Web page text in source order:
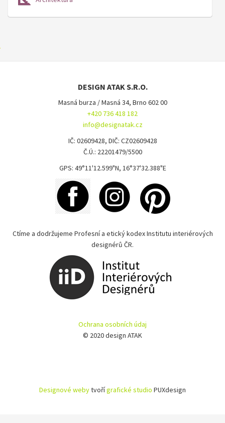
DESIGN ATAK S.R.O.
Masná burza / Masná 34, Brno 602 00
+420 736 418 182
info@designatak.cz
IČ: 02609428, DIČ: CZ02609428
Č.Ú.: 22201479/5500
GPS: 49°11'12.599"N, 16°37'32.388"E
Ctíme a dodržujeme Profesní a etický kodex Institutu interiérových
designérů ČR.
Ochrana osobních údaj
© 2020 design ATAK
Designové webytvořígrafické studio PUXdesign